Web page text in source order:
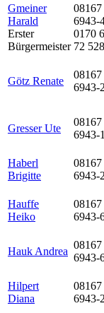
Gmeiner
Harald
Erster
Bürgermeister
08167
6943-
0170
72 528
Götz Renate
08167
6943-
Gresser Ute
08167
6943-
Haberl
Brigitte
08167
6943-
Hauffe
Heiko
08167
6943-
Hauk Andrea
08167
6943-
Hilpert
Diana
08167
6943-